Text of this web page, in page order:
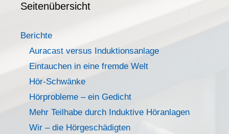
Seitenübersicht
Berichte
Auracast versus Induktionsanlage
Eintauchen in eine fremde Welt
Hör-Schwänke
Hörprobleme – ein Gedicht
Mehr Teilhabe durch Induktive Höranlagen
Wir – die Hörgeschädigten